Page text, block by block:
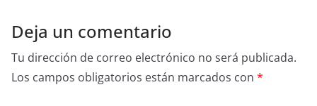
Deja un comentario
Tu dirección de correo electrónico no será publicada.
Los campos obligatorios están marcados con *